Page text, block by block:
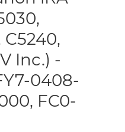
C5240,
Inc.) -
0408-
FC0-